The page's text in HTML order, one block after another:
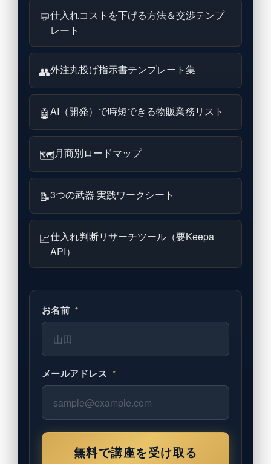
💬仕入れコストを下げる方法＆交渉テンプ
レート
👥外注丸投げ指示書テンプレート集
🤖AI（開発）で時短できる物販業務リスト
🗺月商別ロードマップ
📝3つの武器 実践ワークシート
📈仕入れ判断リサーチツール（要Keepa
API）
お名前 *
メールアドレス *
無料で講座を受け取る